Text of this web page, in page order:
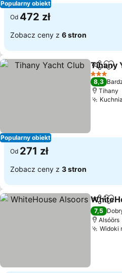
Popularny obiekt
Od 472 zł
Zobacz ceny z 6 stron
Popularny obiekt
Tihany
3 Kategoria
8,3
Tihany
Od 271 zł
Zobacz ceny z 3 stron
7,5
Alsóörs
Widoki